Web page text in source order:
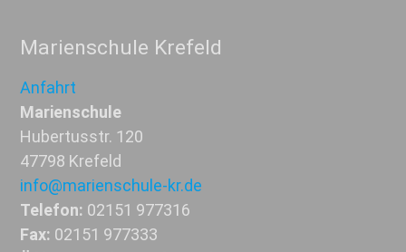
Marienschule Krefeld
Anfahrt
Marienschule
Hubertusstr. 120
47798 Krefeld
info@marienschule-kr.de
Telefon: 02151 977316
Fax: 02151 977333